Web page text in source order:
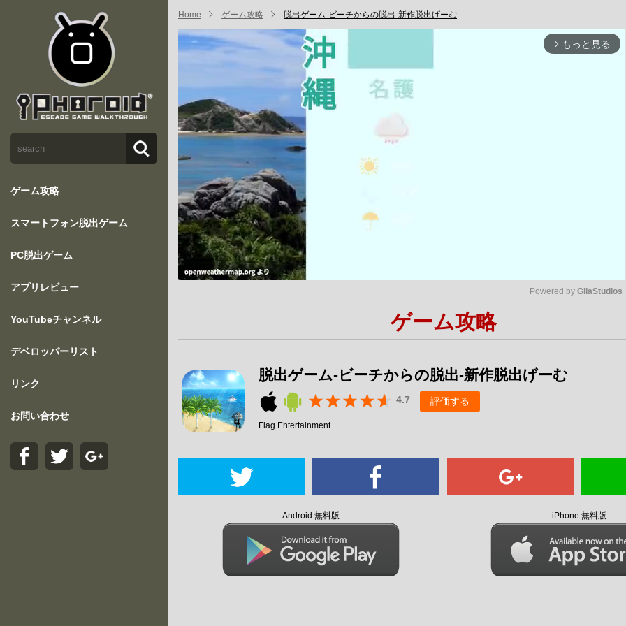
ゲーム攻略
スマートフォン脱出ゲーム
PC脱出ゲーム
アプリレビュー
YouTubeチャンネル
デベロッパーリスト
リンク
お問い合わせ
Home ゲーム攻略 脱出ゲーム-ビーチからの脱出-新作脱出げーむ
arrow_forward_ios もっと見る
Powered by GliaStudios
ゲーム攻略
脱出ゲーム-ビーチからの脱出-新作脱出げーむ
4.7 評価する
Flag Entertainment
Android 無料版 iPhone 無料版